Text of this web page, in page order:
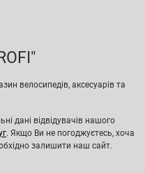
велосипедів, аксесуарів та
дані відвідувачів нашого
. Якщо Ви не погоджуєтесь, хоча
залишити наш сайт.